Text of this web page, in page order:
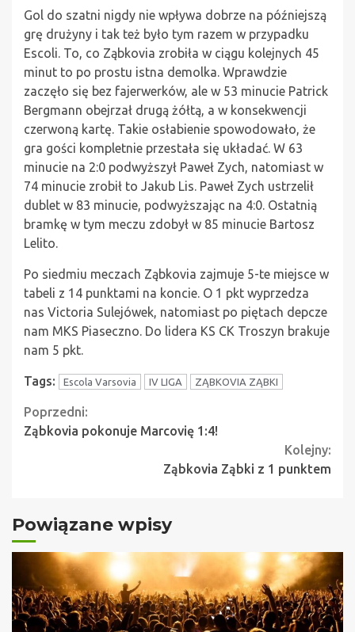
Gol do szatni nigdy nie wpływa dobrze na późniejszą
grę drużyny i tak też było tym razem w przypadku
Escoli. To, co Ząbkovia zrobiła w ciągu kolejnych 45
minut to po prostu istna demolka. Wprawdzie
zaczęło się bez fajerwerków, ale w 53 minucie Patrick
Bergmann obejrzał drugą żółtą, a w konsekwencji
czerwoną kartę. Takie osłabienie spowodowało, że
gra gości kompletnie przestała się układać. W 63
minucie na 2:0 podwyższył Paweł Zych, natomiast w
74 minucie zrobił to Jakub Lis. Paweł Zych ustrzelił
dublet w 83 minucie, podwyższając na 4:0. Ostatnią
bramkę w tym meczu zdobył w 85 minucie Bartosz
Lelito.
Po siedmiu meczach Ząbkovia zajmuje 5-te miejsce w
tabeli z 14 punktami na koncie. O 1 pkt wyprzedza
nas Victoria Sulejówek, natomiast po piętach depcze
nam MKS Piaseczno. Do lidera KS CK Troszyn brakuje
nam 5 pkt.
Tags: Escola Varsovia IV LIGA ZĄBKOVIA ZĄBKI
Continue
Reading
Poprzedni:
Ząbkovia pokonuje Marcovię 1:4!
Kolejny:
Ząbkovia Ząbki z 1 punktem
Powiązane wpisy